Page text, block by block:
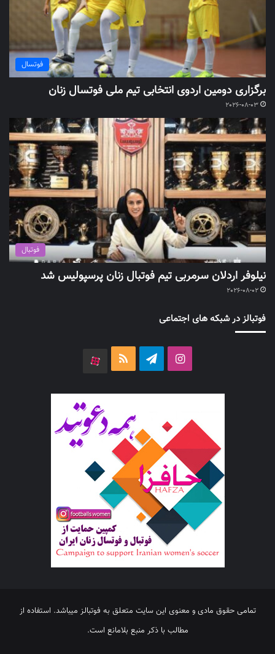
فوتسال
برگزاری دومین اردوی انتخابی تیم ملی فوتسال زنان
2026-08-03
فوتبال
نیلوفر اردلان سرمربی تیم فوتبال زنان پرسپولیس شد
2026-08-02
فوتبالز در شبکه های اجتماعی
اینستاگرامتلگرام خوراک
تمامی حقوق مادی و معنوی این سایت متعلق به فوتبالز میباشد. استفاده از
مطالب با ذکر منبع بلامانع است.